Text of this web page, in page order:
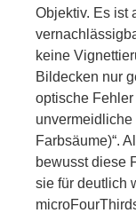
Objektiv. Es ist
keine
Bildecken nur
optische
Farbsäume)“.
bewusst diese
sie für deutlich